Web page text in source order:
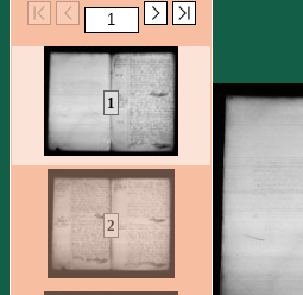
1
2